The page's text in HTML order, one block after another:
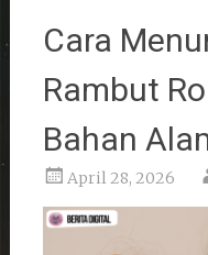
Cara
Rambut
Bahan
April 28, 2026